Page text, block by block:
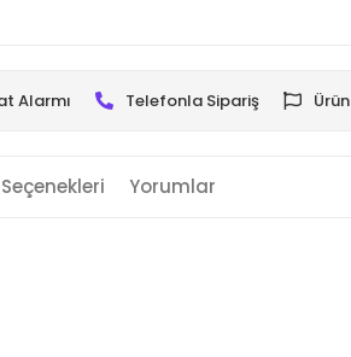
Alarmı Telefonla Sipariş
Yorumlar